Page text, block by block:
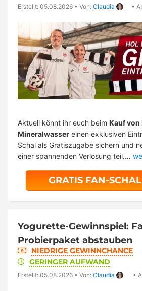
Erstellt: 05.08.2026 • Von: Claudia •
Aktuell könnt ihr euch beim Kauf von
Mineralwasser einen exklusiven
Schal als Gratiszugabe sichern und
einer spannenden Verlosung teil.…
GRATIS FAN-
Yogurette-Gewinnspiel:
Probierpaket abstauben
NIEDRIGE GEWINNCHANCE
GERINGER AUFWAND
Erstellt: 05.08.2026 • Von: Claudia •